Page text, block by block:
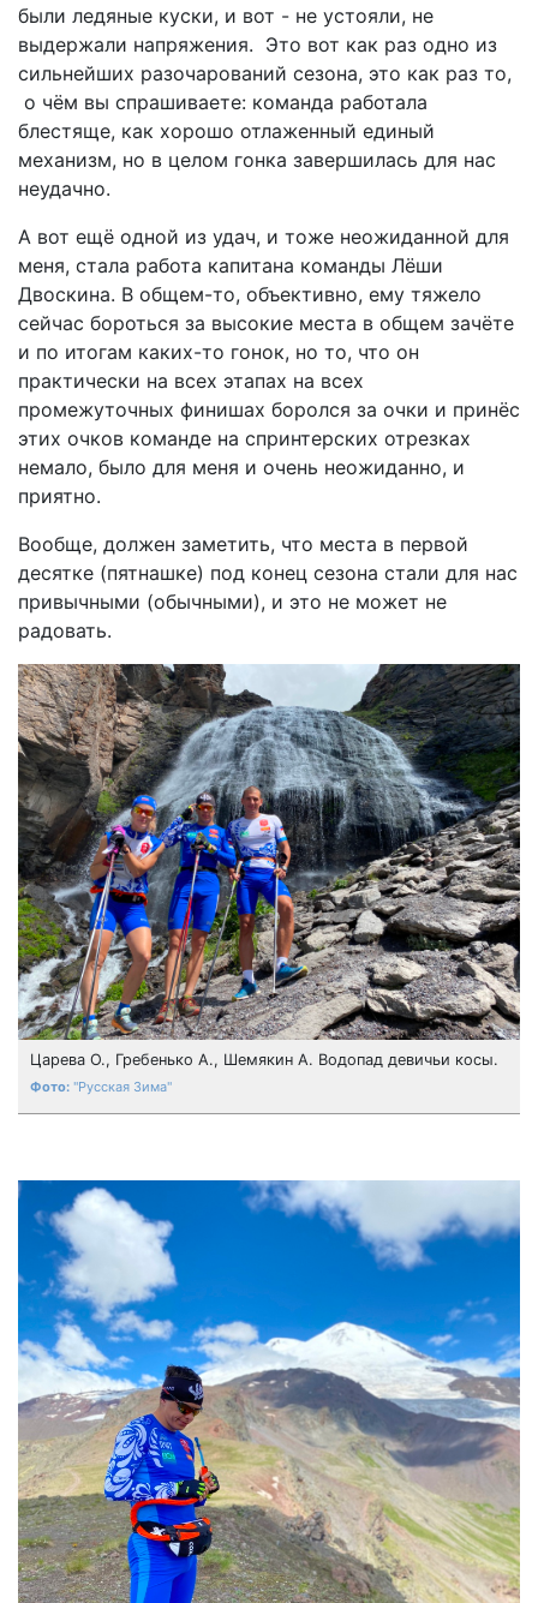
были ледяные куски, и вот - не устояли, не
выдержали напряжения. Это вот как раз одно из
сильнейших разочарований сезона, это как раз то,
о чём вы спрашиваете: команда работала
блестяще, как хорошо отлаженный единый
механизм, но в целом гонка завершилась для нас
неудачно.
А вот ещё одной из удач, и тоже неожиданной для
меня, стала работа капитана команды Лёши
Двоскина. В общем-то, объективно, ему тяжело
сейчас бороться за высокие места в общем зачёте
и по итогам каких-то гонок, но то, что он
практически на всех этапах на всех
промежуточных финишах боролся за очки и принёс
этих очков команде на спринтерских отрезках
немало, было для меня и очень неожиданно, и
приятно.
Вообще, должен заметить, что места в первой
десятке (пятнашке) под конец сезона стали для нас
привычными (обычными), и это не может не
радовать.
Царева О., Гребенько А., Шемякин А. Водопад девичьи косы.
"Русская Зима"